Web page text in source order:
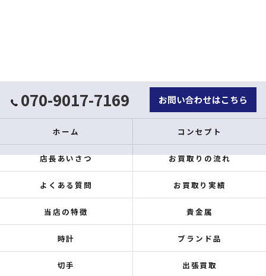
070-9017-7169 お問い合わせはこちら
ホーム コンセプト
店長あいさつ お買取りの流れ
よくある質問 お買取り実績
当店の特徴 貴金属
時計 ブランド品
切手 出張買取